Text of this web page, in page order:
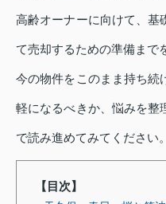
高齢オーナーに向けて、基
て売却するための準備まで
今の物件をこのまま持ち続
軽になるべきか、悩みを整
で読み進めてみてください。
【目次】